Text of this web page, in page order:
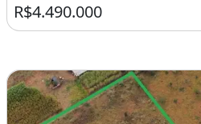
R$4.490.000